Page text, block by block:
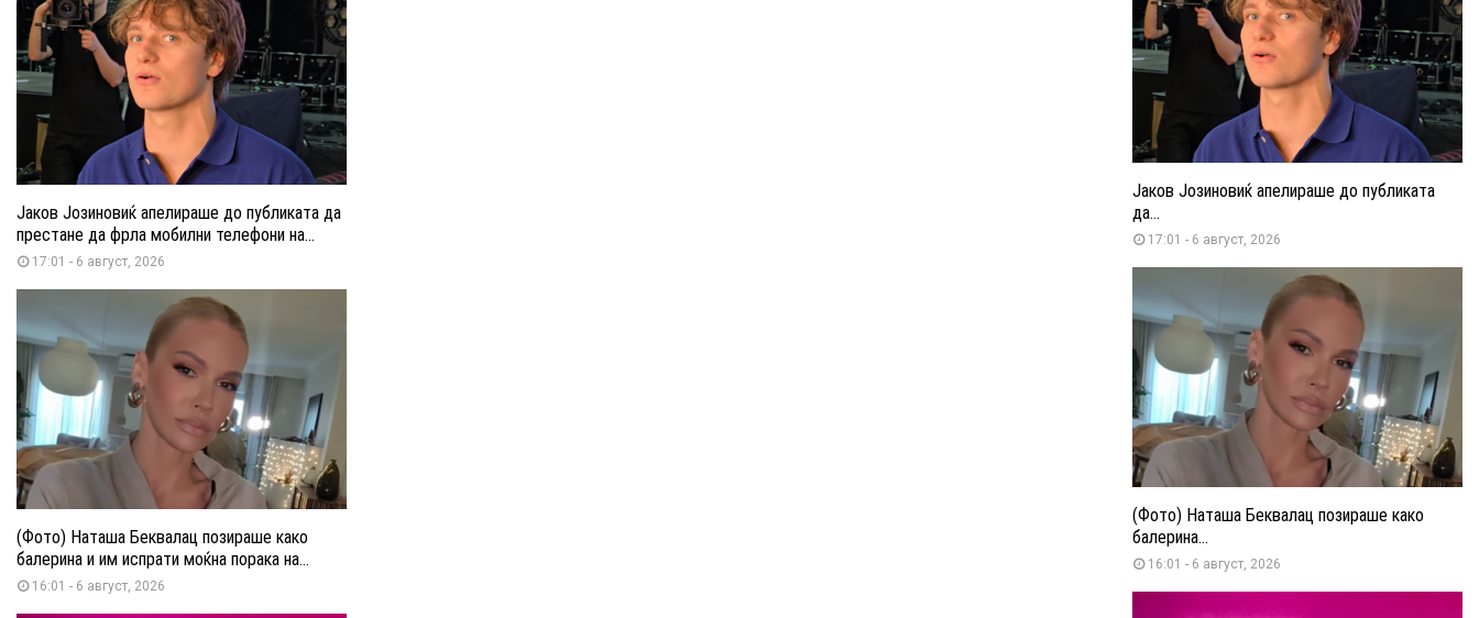
Јаков Јозиновиќ апелираше до публиката да
престане да фрла мобилни телефони на...
17:01 - 6 август, 2026
(Фото) Наташа Беквалац позираше како
балерина и им испрати моќна порака на...
16:01 - 6 август, 2026
Јаков Јозиновиќ апелираше до публиката
да...
17:01 - 6 август, 2026
(Фото) Наташа Беквалац позираше како
балерина...
16:01 - 6 август, 2026